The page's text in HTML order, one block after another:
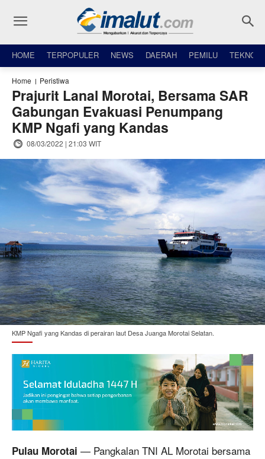
HOME TERPOPULER NEWS DAERAH PEMILU TEKNO
Home Peristiwa
Prajurit Lanal Morotai, Bersama SAR
Gabungan Evakuasi Penumpang
KMP Ngafi yang Kandas
08/03/2022 | 21:03 WIT
KMP Ngafi yang Kandas di perairan laut Desa Juanga Morotai Selatan.
Pulau Morotai — Pangkalan TNI AL Morotai bersama